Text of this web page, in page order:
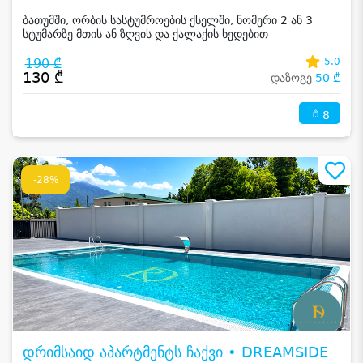
ბათუმში, ორბის სასტუმროების ქსელში, ნომერი 2 ან 3
სტუმარზე მთის ან ზღვის და ქალაქის ხედებით
190 ₾
130 ₾
5.0
დაზოგე 50 ₾
8
-28%
დრიმსაიდ აპარტმენტს ჩაქვი • DREAMSIDE